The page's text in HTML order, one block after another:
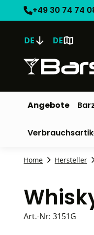
+49 30 74 74
DE DE
Angebote
Home Hersteller
Art.-Nr: 3151G